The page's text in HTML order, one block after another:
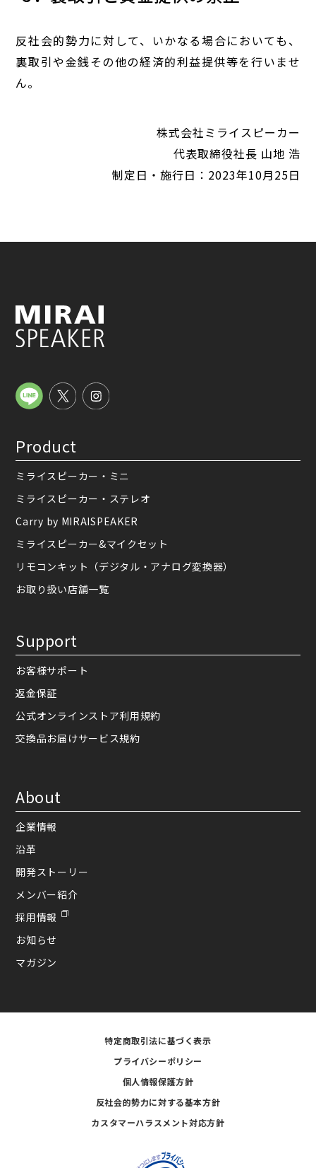
反社会的勢力に対して、いかなる場合においても、
裏取引や金銭その他の経済的利益提供等を行いませ
ん。
株式会社ミライスピーカー
代表取締役社長 山地 浩
制定日・施行日：2023年10月25日
Product
ミライスピーカー・ミニ
ミライスピーカー・ステレオ
Carry by MIRAISPEAKER
ミライスピーカー&マイクセット
リモコンキット（デジタル・アナログ変換器）
お取り扱い店舗一覧
Support
お客様サポート
返金保証
公式オンラインストア利用規約
交換品お届けサービス規約
About
企業情報
沿革
開発ストーリー
メンバー紹介
採用情報
お知らせ
マガジン
特定商取引法に基づく表示
プライバシーポリシー
個人情報保護方針
反社会的勢力に対する基本方針
カスタマーハラスメント対応方針